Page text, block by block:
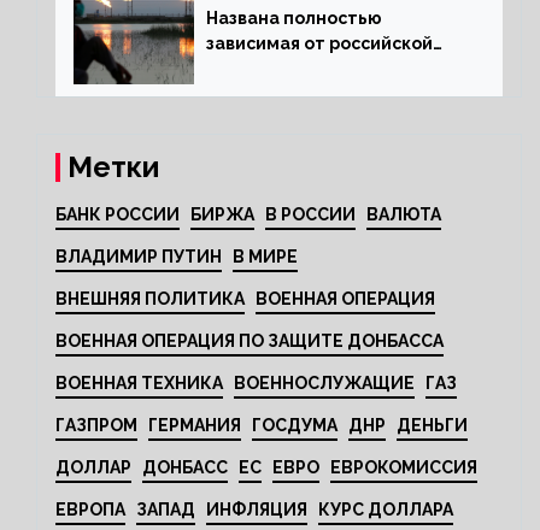
Названа полностью
зависимая от российской
Метки
БАНК РОССИИ БИРЖА В РОССИИ ВАЛЮТА
ВЛАДИМИР ПУТИН В МИРЕ
ВНЕШНЯЯ ПОЛИТИКА ВОЕННАЯ ОПЕРАЦИЯ
ВОЕННАЯ ОПЕРАЦИЯ ПО ЗАЩИТЕ ДОНБАССА
ВОЕННАЯ ТЕХНИКА ВОЕННОСЛУЖАЩИЕ ГАЗ
ГАЗПРОМ ГЕРМАНИЯ ГОСДУМА ДНР ДЕНЬГИ
ДОЛЛАР ДОНБАСС ЕС ЕВРО ЕВРОКОМИССИЯ
ЕВРОПА ЗАПАД ИНФЛЯЦИЯ КУРС ДОЛЛАРА